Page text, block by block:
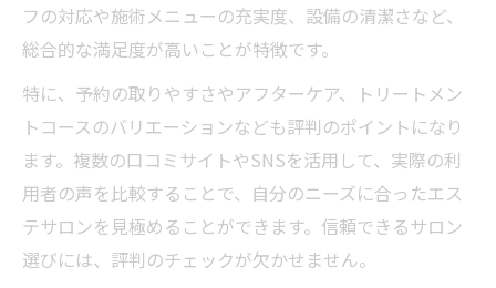
フの対応や施術メニューの充実度、設備の清潔さなど、
総合的な満足度が高いことが特徴です。
特に、予約の取りやすさやアフターケア、トリートメン
トコースのバリエーションなども評判のポイントになり
ます。複数の口コミサイトやSNSを活用して、実際の利
用者の声を比較することで、自分のニーズに合ったエス
テサロンを見極めることができます。信頼できるサロン
選びには、評判のチェックが欠かせません。